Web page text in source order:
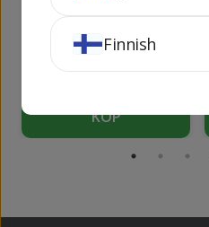
Faustino Crianza
75 cl 13.5%
KÖP
Finnish